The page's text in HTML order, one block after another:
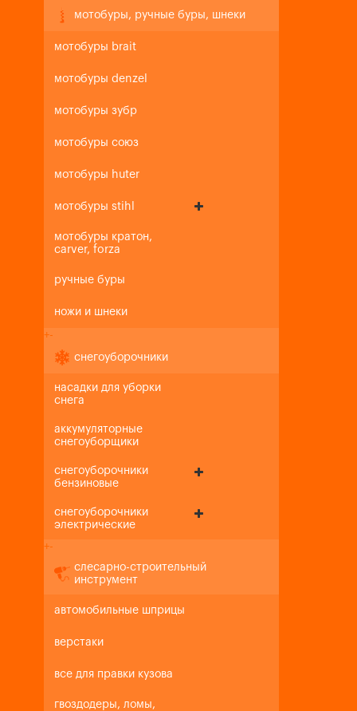
мотобуры, ручные буры, шнеки
мотобуры brait
мотобуры denzel
мотобуры зубр
мотобуры союз
мотобуры huter
мотобуры stihl
мотобуры кратон,
carver, forza
ручные буры
ножи и шнеки
+-
снегоуборочники
насадки для уборки
снега
аккумуляторные
снегоуборщики
снегоуборочники
бензиновые
снегоуборочники
электрические
+-
слесарно-строительный
инструмент
автомобильные шприцы
верстаки
все для правки кузова
гвоздодеры, ломы,